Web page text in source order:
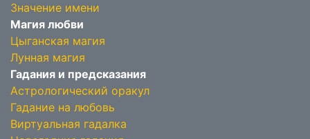
Значение имени
Магия любви
Цыганская магия
Лунная магия
Гадания и предсказания
Астрологический оракул
Гадание на любовь
Виртуальная гадалка